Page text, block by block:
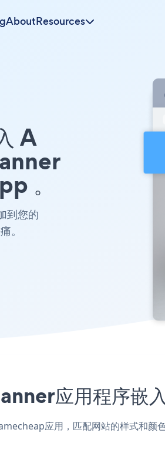
AboutResources
A
。
到您的
。
应用程序嵌
应用，匹配网站的样式和